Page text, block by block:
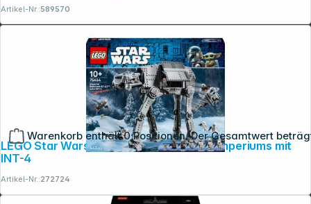
Warenkorb enthält 0 Positionen. Der Gesamtwert
Artikel-Nr.:589570
LEGO Star Wars 75454 AT-AT des Restimperiums mit
INT-4
Artikel-Nr.:272724